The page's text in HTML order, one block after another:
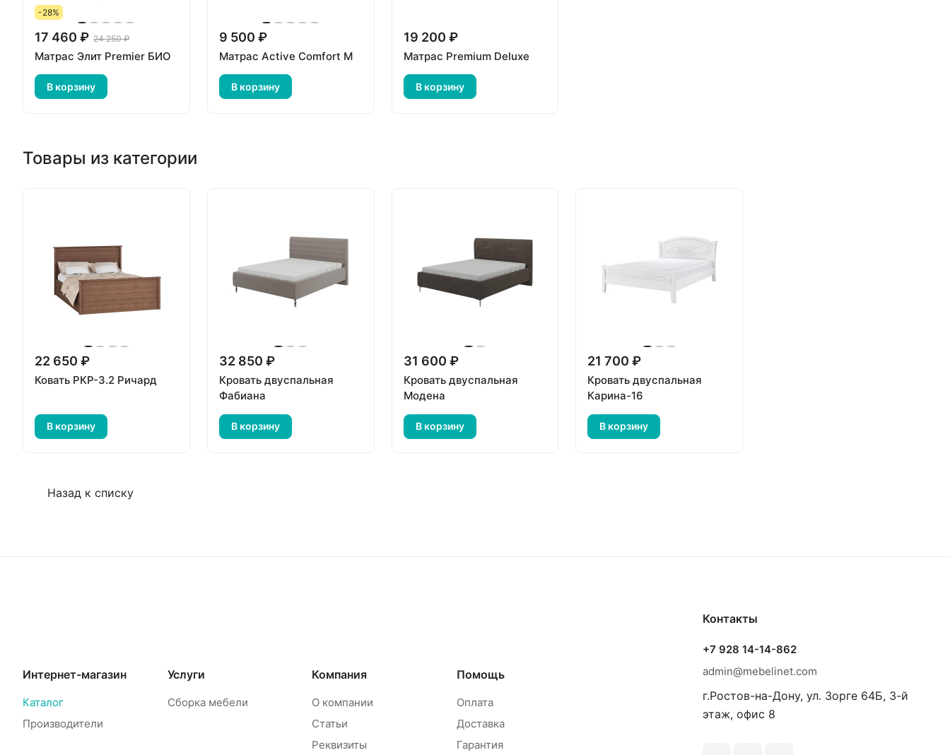
-28%
17 460 ₽ 24 250 ₽
Матрас Элит Premier БИО
В корзину
9 500 ₽
Матрас Active Comfort M
В корзину
19 200 ₽
Матрас Premium Deluxe
В корзину
Товары из категории
22 650 ₽
Ковать РКР-3.2 Ричард
В корзину
32 850 ₽
Кровать двуспальная
Фабиана
В корзину
31 600 ₽
Кровать двуспальная
Модена
В корзину
21 700 ₽
Кровать двуспальная
Карина-16
В корзину
Назад к списку
Интернет-магазин
Каталог
Производители
Услуги
Сборка мебели
Компания
О компании
Статьи
Реквизиты
Помощь
Оплата
Доставка
Гарантия
Контакты
+7 928 14-14-862
admin@mebelinet.com
г.Ростов-на-Дону, ул. Зорге 64Б, 3-й
этаж, офис 8